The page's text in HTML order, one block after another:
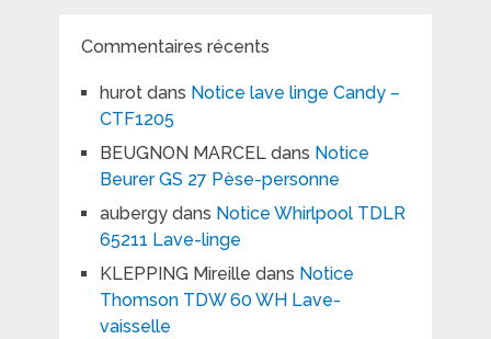
Commentaires récents
hurotdans Notice lave linge Candy –
CTF1205
BEUGNON MARCELdans Notice
Beurer GS 27 Pèse-personne
aubergydans Notice Whirlpool TDLR
65211 Lave-linge
KLEPPING Mireille dans Notice
Thomson TDW 60 WH Lave-
vaisselle